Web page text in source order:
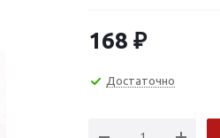
168 ₽
Достаточно